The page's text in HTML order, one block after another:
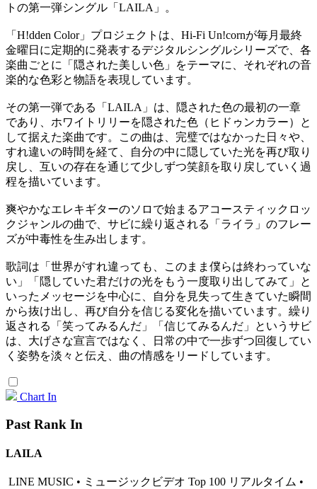
トの第一弾シングル「LAILA」。
「H!dden Color」プロジェクトは、Hi-Fi Un!cornが毎月最終
金曜日に定期的に発表するデジタルシングルシリーズで、各
楽曲ごとに「隠された美しい色」をテーマに、それぞれの音
楽的な色彩と物語を表現しています。
その第一弾である「LAILA」は、隠された色の最初の一章
であり、ホワイトリリーを隠された色（ヒドゥンカラー）と
して据えた楽曲です。この曲は、完璧ではなかった日々や、
すれ違いの時間を経て、自分の中に隠していた光を再び取り
戻し、互いの存在を通じて少しずつ笑顔を取り戻していく過
程を描いています。
爽やかなエレキギターのソロで始まるアコースティックロッ
クジャンルの曲で、サビに繰り返される「ライラ」のフレー
ズが中毒性を生み出します。
歌詞は「世界がすれ違っても、このまま僕らは終わっていな
い」「隠していた君だけの光をもう一度取り出してみて」と
いったメッセージを中心に、自分を見失って生きていた瞬間
から抜け出し、再び自分を信じる変化を描いています。繰り
返される「笑ってみるんだ」「信じてみるんだ」というサビ
は、大げさな宣言ではなく、日常の中で一歩ずつ回復してい
く姿勢を淡々と伝え、曲の情感をリードしています。
Chart In
Past Rank In
LAILA
LINE MUSIC • ミュージックビデオ Top 100 リアルタイム •